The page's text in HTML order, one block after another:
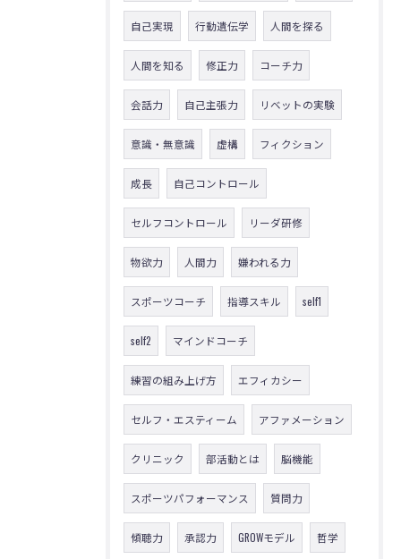
自己実現 行動遺伝学 人間を探る
人間を知る 修正力 コーチ力
会話力 自己主張力 リベットの実験
意識・無意識 虚構 フィクション
成長 自己コントロール
セルフコントロール リーダ研修
物欲力 人間力 嫌われる力
スポーツコーチ 指導スキル self1
self2 マインドコーチ
練習の組み上げ方 エフィカシー
セルフ・エスティーム アファメーション
クリニック 部活動とは 脳機能
スポーツパフォーマンス 質問力
傾聴力 承認力 GROWモデル 哲学